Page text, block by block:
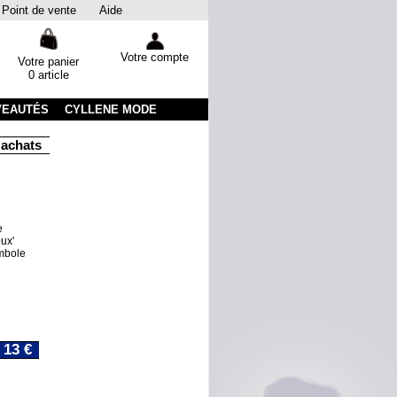
Point de vente Aide
Votre panier
0 article
Votre compte
CYLLENE MODE
13 €